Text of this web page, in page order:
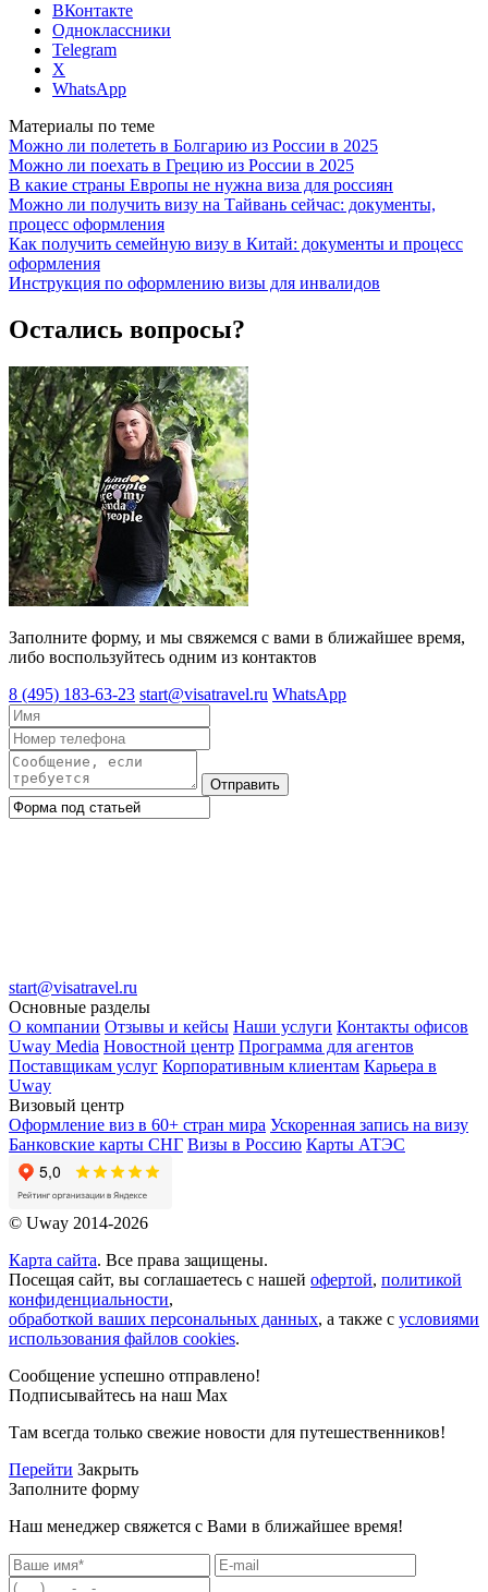
ВКонтакте
Одноклассники
Telegram
X
WhatsApp
Материалы по теме
Можно ли полететь в Болгарию из России в 2025
Можно ли поехать в Грецию из России в 2025
В какие страны Европы не нужна виза для россиян
Можно ли получить визу на Тайвань сейчас: документы,
процесс оформления
Как получить семейную визу в Китай: документы и процесс
оформления
Инструкция по оформлению визы для инвалидов
Остались вопросы?
Заполните форму, и мы свяжемся с вами в ближайшее время,
либо воспользуйтесь одним из контактов
8 (495) 183-63-23 start@visatravel.ru WhatsApp
Отправить
start@visatravel.ru
Основные разделы
О компании Отзывы и кейсы Наши услуги Контакты офисов
Uway Media Новостной центр Программа для агентов
Поставщикам услуг Корпоративным клиентам Карьера в
Uway
Визовый центр
Оформление виз в 60+ стран мира Ускоренная запись на визу
Банковские карты СНГ Визы в Россию Карты АТЭС
© Uway 2014-2026
Карта сайта. Все права защищены.
Посещая сайт, вы соглашаетесь с нашей офертой, политикой
конфиденциальности,
обработкой ваших персональных данных, а также с условиями
использования файлов cookies.
Сообщение успешно отправлено!
Подписывайтесь на наш Max
Там всегда только свежие новости для путешественников!
Перейти Закрыть
Заполните форму
Наш менеджер свяжется с Вами в ближайшее время!